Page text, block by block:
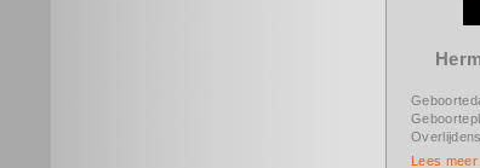
Lees meer